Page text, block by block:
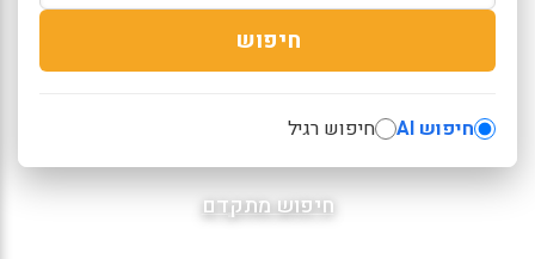
חיפוש
חיפוש AI חיפוש רגיל
חיפוש מתקדם